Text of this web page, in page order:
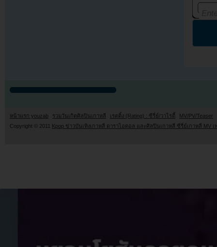
หน้าแรก youzab รวมวันเกิดศิลปินเกาหลี เรตติ้ง (Rating) : ซีรี่ย์/วาไรตี้
MV/PV/Teaser
Copyright © 2011 Kpop ข่าวบันเทิงเกาหลี ดาราไอดอล และศิลปินเกาหลี ซีรี่ย์เกาหลี MV